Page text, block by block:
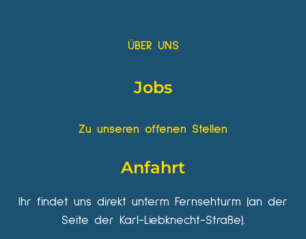
ÜBER UNS
Jobs
Zu unseren offenen Stellen
Anfahrt
Ihr findet uns direkt unterm Fernsehturm (an der
Seite der Karl-Liebknecht-Straße).